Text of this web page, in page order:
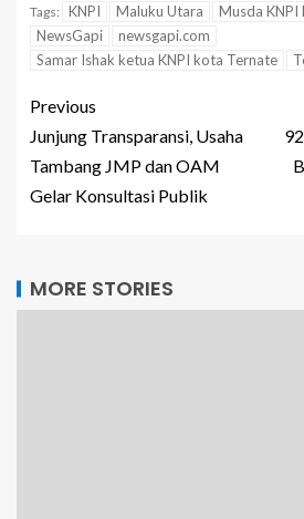
Tags: KNPI Maluku Utara
Musda
NewsGapi
newsgapi.com
Samar Ishak ketua KNPI kota Ternate
Previous
Junjung Transparansi, Usaha
Tambang JMP dan OAM
Gelar Konsultasi Publik
MORE STORIES